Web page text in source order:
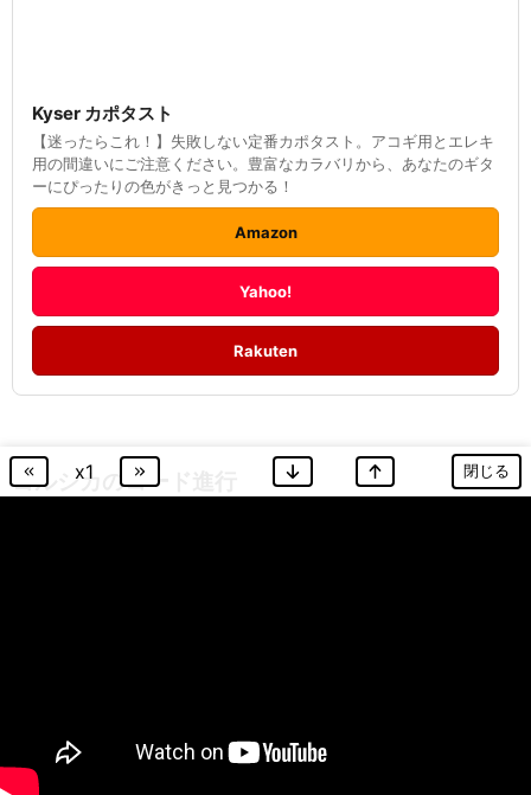
Kyser カポタスト
【迷ったらこれ！】失敗しない定番カポタスト。アコギ用とエレキ
用の間違いにご注意ください。豊富なカラバリから、あなたのギタ
ーにぴったりの色がきっと見つかる！
Amazon
Yahoo!
Rakuten
ヨルシカ のコード進行
x1 閉じる